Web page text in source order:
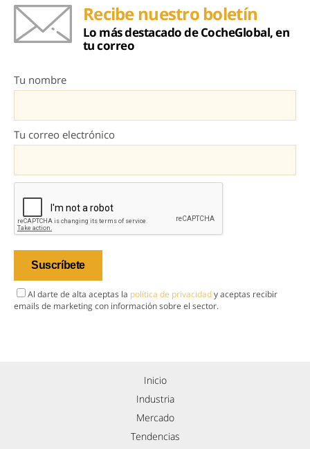
Recibe nuestro boletín
Lo más destacado de CocheGlobal, en
tu correo
Tu nombre
Tu correo electrónico
Al darte de alta aceptas la política de privacidady aceptas recibir
emails de marketing con información sobre el sector.
Inicio
Industria
Mercado
Tendencias